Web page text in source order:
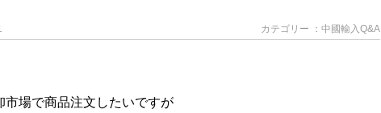
カテゴリー ：中國輸入Q&A
市場で商品注文したいですが